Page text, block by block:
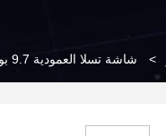
> شاشة تسلا العمودية 9.7 بوصة لسيارة سوبارو أوت باك 4 ليجاسي 5 2009-2014 محرك اليد اليسرى أندرويد